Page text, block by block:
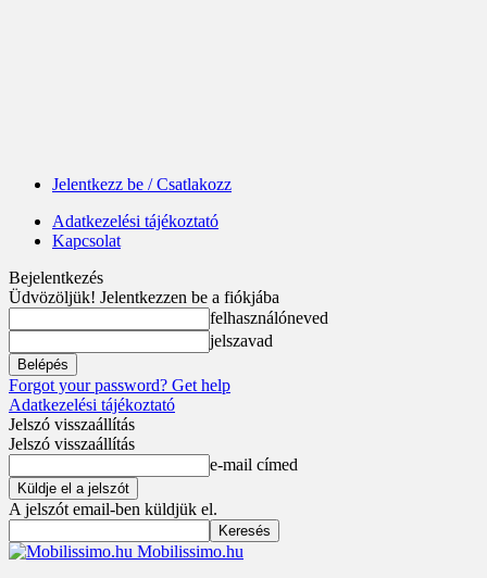
Jelentkezz be / Csatlakozz
Adatkezelési tájékoztató
Kapcsolat
Bejelentkezés
Üdvözöljük! Jelentkezzen be a fiókjába
felhasználóneved
jelszavad
Forgot your password? Get help
Adatkezelési tájékoztató
Jelszó visszaállítás
Jelszó visszaállítás
e-mail címed
A jelszót email-ben küldjük el.
Mobilissimo.hu